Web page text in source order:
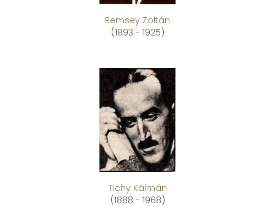
Remsey Zoltán
(1893 - 1925)
Tichy Kálmán
(1888 - 1968)